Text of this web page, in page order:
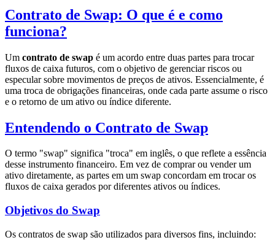
Contrato de Swap: O que é e como
funciona?
Um contrato de swap é um acordo entre duas partes para trocar
fluxos de caixa futuros, com o objetivo de gerenciar riscos ou
especular sobre movimentos de preços de ativos. Essencialmente, é
uma troca de obrigações financeiras, onde cada parte assume o risco
e o retorno de um ativo ou índice diferente.
Entendendo o Contrato de Swap
O termo "swap" significa "troca" em inglês, o que reflete a essência
desse instrumento financeiro. Em vez de comprar ou vender um
ativo diretamente, as partes em um swap concordam em trocar os
fluxos de caixa gerados por diferentes ativos ou índices.
Objetivos do Swap
Os contratos de swap são utilizados para diversos fins, incluindo: